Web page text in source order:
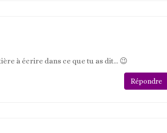
à écrire dans ce que tu as dit… 😉
Répondre